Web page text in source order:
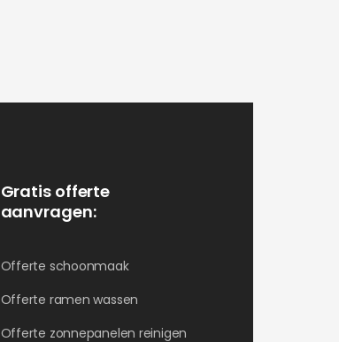
Gratis offerte
aanvragen:
Offerte schoonmaak
Offerte ramen wassen
Offerte zonnepanelen reinigen